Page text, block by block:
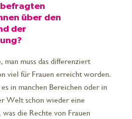
über den
der
man muss das differenziert
viel für Frauen erreicht worden.
in manchen Bereichen oder in
Welt schon wieder eine
die Rechte von Frauen